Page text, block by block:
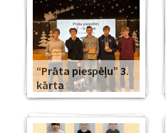
“Prāta piespēļu” 3.
kārta